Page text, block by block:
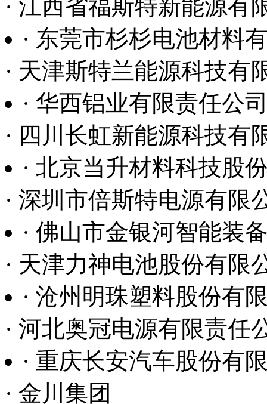
· 江西省福斯特新能源有
· 东莞市杉杉电池材料
· 天津斯特兰能源科技有
· 华西铝业有限责任公
· 四川长虹新能源科技有
· 北京当升材料科技股
· 深圳市倍斯特电源有限
· 佛山市金银河智能装
· 天津力神电池股份有限
· 沧州明珠塑料股份有
· 河北奥冠电源有限责任
· 重庆长安汽车股份有
· 金川集团